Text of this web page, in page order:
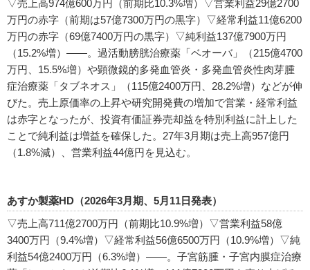
▽売上高974億600万円（前期比10.3%増）▽営業利益29億2700
万円の赤字（前期は57億7300万円の黒字）▽経常利益11億6200
万円の赤字（69億7400万円の黒字）▽純利益137億7900万円
（15.2%増）――。過活動膀胱治療薬「ベオーバ」（215億4700
万円、15.5%増）や顕微鏡的多発血管炎・多発血管炎性肉芽腫
症治療薬「タブネオス」（115億2400万円、28.2%増）などが伸
びた。売上原価率の上昇や研究開発費の増加で営業・経常利益
は赤字となったが、投資有価証券売却益を特別利益に計上した
ことで純利益は増益を確保した。27年3月期は売上高957億円
（1.8%減）、営業利益44億円を見込む。
あすか製薬HD（2026年3月期、5月11日発表）
▽売上高711億2700万円（前期比10.9%増）▽営業利益58億
3400万円（9.4%増）▽経常利益56億6500万円（10.9%増）▽純
利益54億2400万円（6.3%増）――。子宮筋腫・子宮内膜症治療